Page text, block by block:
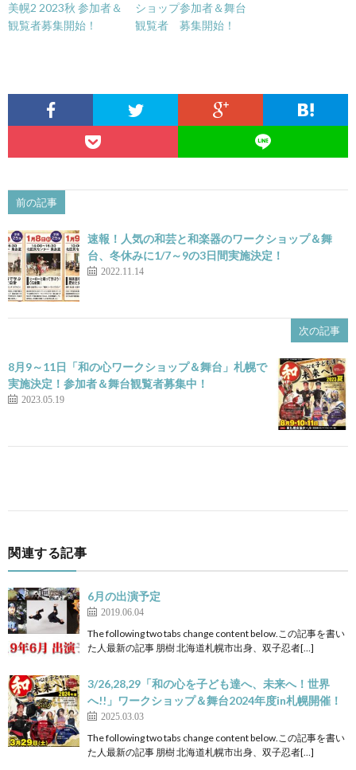
美幌2 2023秋 参加者＆
観覧者募集開始！
ショップ参加者＆舞台
観覧者 募集開始！
前の記事
速報！人気の和芸と和楽器のワークショップ＆舞
台、冬休みに1/7～9の3日間実施決定！
2022.11.14
次の記事
8月9～11日「和の心ワークショップ＆舞台」札幌で
実施決定！参加者＆舞台観覧者募集中！
2023.05.19
関連する記事
6月の出演予定
2019.06.04
The following two tabs change content below.この記事を書い
た人最新の記事 朋樹 北海道札幌市出身、双子忍者[…]
3/26,28,29「和の心を子ども達へ、未来へ！世界
へ!!」ワークショップ＆舞台2024年度in札幌開催！
2025.03.03
The following two tabs change content below.この記事を書い
た人最新の記事 朋樹 北海道札幌市出身、双子忍者[…]